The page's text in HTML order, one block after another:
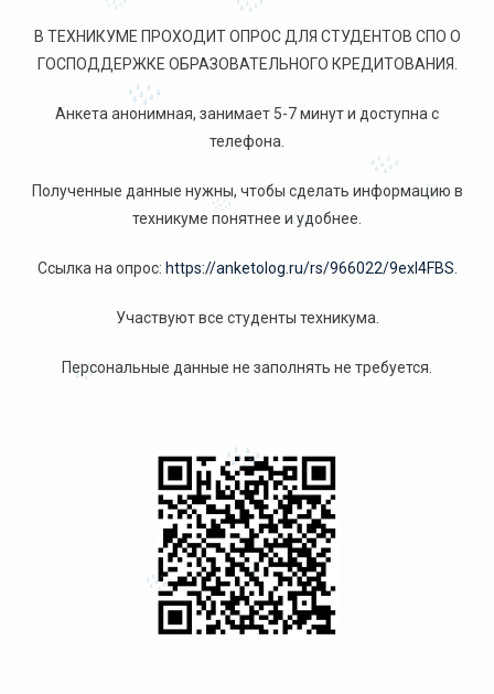
В ТЕХНИКУМЕ ПРОХОДИТ ОПРОС ДЛЯ СТУДЕНТОВ СПО О
ГОСПОДДЕРЖКЕ ОБРАЗОВАТЕЛЬНОГО КРЕДИТОВАНИЯ.
Анкета анонимная, занимает 5-7 минут и доступна с
телефона.
Полученные данные нужны, чтобы сделать информацию в
техникуме понятнее и удобнее.
Ссылка на опрос: https://anketolog.ru/rs/966022/9exl4FBS.
Участвуют все студенты техникума.
Персональные данные не заполнять не требуется.